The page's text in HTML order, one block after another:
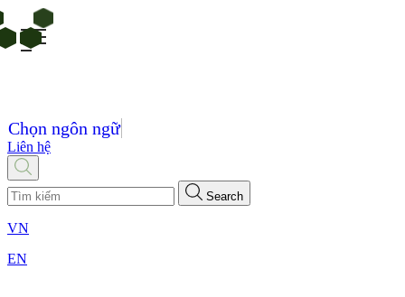
Chọn ngôn ngữ
Liên hệ
Search
VN
EN